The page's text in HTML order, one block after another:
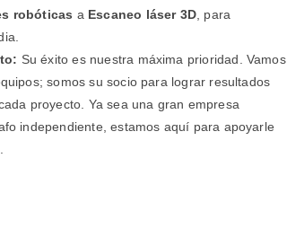
robóticas a Escaneo láser 3D , para
Su éxito es nuestra máxima prioridad. Vamos
somos su socio para lograr resultados
proyecto. Ya sea una gran empresa
independiente, estamos aquí para apoyarle